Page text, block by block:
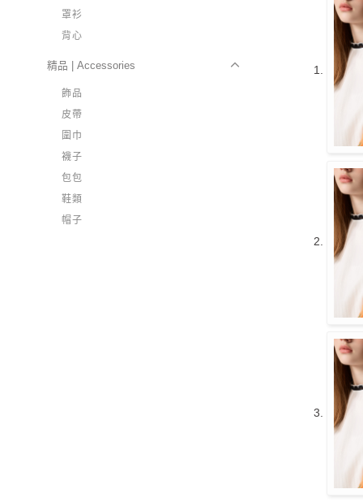
罩衫
背心
精品 | Accessories
飾品
皮帶
圍巾
襪子
包包
鞋類
帽子